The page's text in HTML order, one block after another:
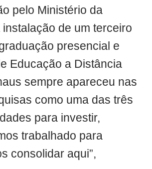
pelo Ministério da
instalação de um terceiro
presencial e
Educação a Distância
sempre apareceu nas
como uma das três
para investir,
trabalhado para
consolidar aqui”,